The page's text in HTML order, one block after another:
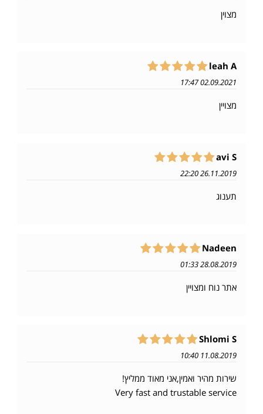
מצוין
leah A
02.09.2021 17:47
מצויין
avi S
26.11.2019 22:20
תענוג
Nadeen
28.08.2019 01:33
אתר נוח ומצויין
‪Shlomi S
11.08.2019 10:40
שירות מהיר ואמין,אני מאוד ממליץ!
Very fast and trustable service